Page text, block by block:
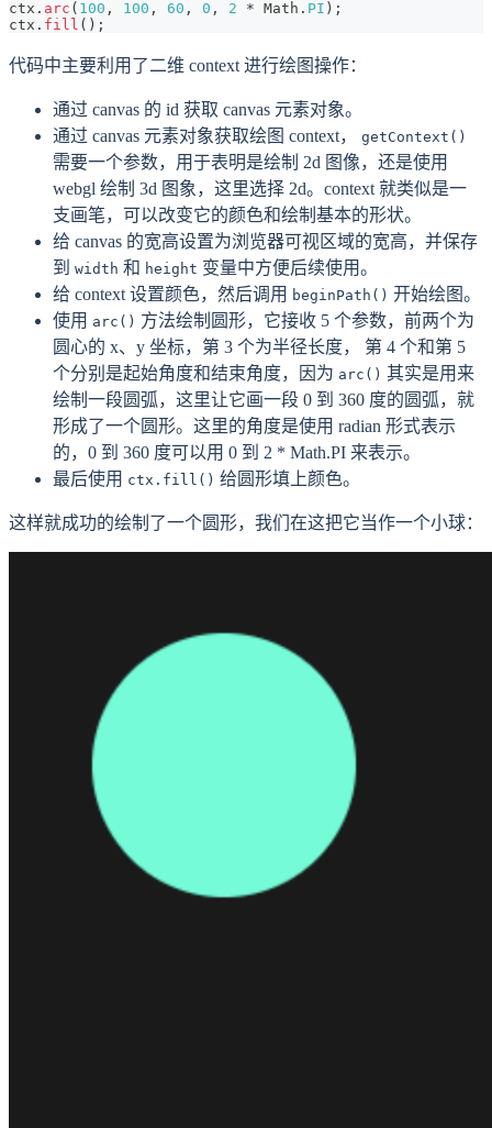
ctx . arc ( 100 , 100 , 60 , 0 , 2 * Math . PI ) ;
ctx . fill ( ) ;
代码中主要利用了二维 context 进行绘图操作：
通过 canvas 的 id 获取 canvas 元素对象。
通过 canvas 元素对象获取绘图 context， getContext()
需要一个参数，用于表明是绘制 2d 图像，还是使用
webgl 绘制 3d 图象，这里选择 2d。context 就类似是一
支画笔，可以改变它的颜色和绘制基本的形状。
给 canvas 的宽高设置为浏览器可视区域的宽高，并保存
到 width 和 height 变量中方便后续使用。
给 context 设置颜色，然后调用 beginPath() 开始绘图。
使用 arc() 方法绘制圆形，它接收 5 个参数，前两个为
圆心的 x、y 坐标，第 3 个为半径长度， 第 4 个和第 5
个分别是起始角度和结束角度，因为 arc() 其实是用来
绘制一段圆弧，这里让它画一段 0 到 360 度的圆弧，就
形成了一个圆形。这里的角度是使用 radian 形式表示
的，0 到 360 度可以用 0 到 2 * Math.PI 来表示。
最后使用 ctx.fill() 给圆形填上颜色。
这样就成功的绘制了一个圆形，我们在这把它当作一个小球：